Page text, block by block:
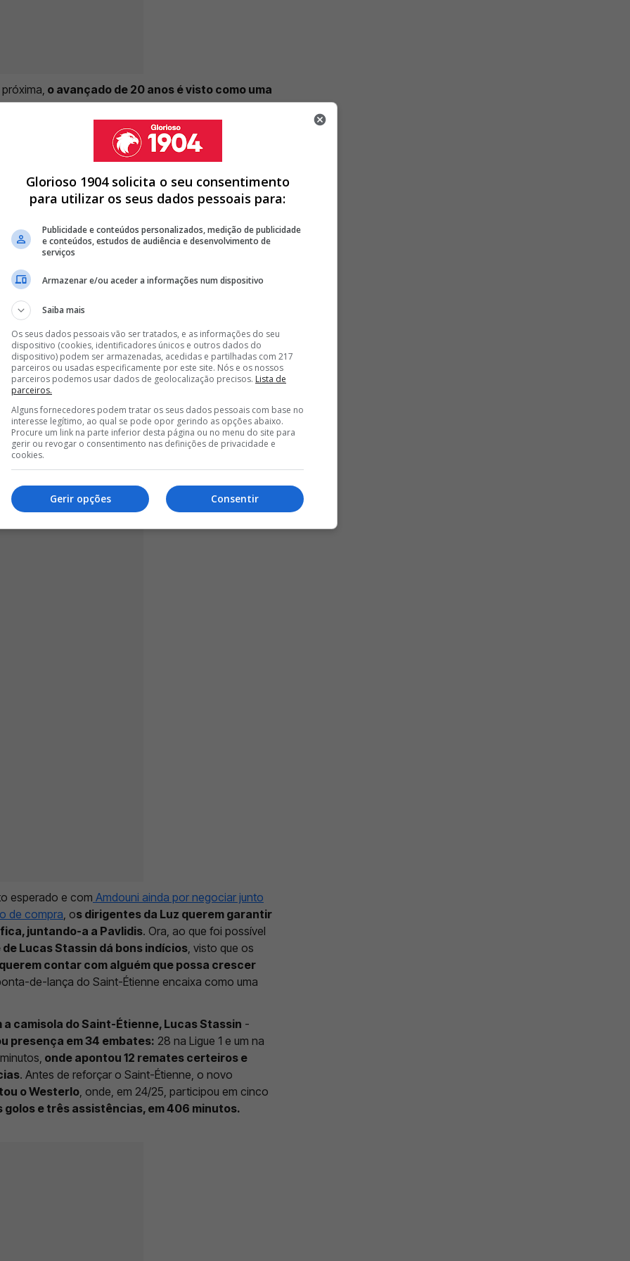
o avançado de 20 anos é visto como uma
para o lugar de 'sombra' do atual 'homem-golo'
Os números de Lucas Stassin, ao serviço do Saint-
, com as águias atentas às exibições do
12 golos marcados na Liga Francesa.
TEM QUE 'SUAR' PARA GARANTIR LUCAS STASSIN
NÃO TEM DINHEIRO PARA CONVENCER BENFICA POR TRUBIN
TODOS OS DETALHES
< >
negócio por Lucas Stassin.O avançado tem
de 2028, sendo que, tendo em conta a evolução
não sejam moderados na hora de negociar o
Ainda assim, sabe o
Costa desistir de trazer Stassin para o
esperado e com Amdouni ainda por negociar junto
de compra , os dirigentes da Luz querem garantir
juntando-a a Pavlidis. Ora, ao que foi possível
de Lucas Stassin dá bons indícios , visto que os
querem contar com alguém que possa crescer
de-lança do Saint-Étienne encaixa como uma
a camisola do Saint-Étienne, Lucas Stassin -
presença em 34 embates: 28 na Ligue 1 e um na
onde apontou 12 remates certeiros e
. Antes de reforçar o Saint-Étienne, o novo
o Westerlo , onde, em 24/25, participou em cinco
golos e três assistências, em 406 minutos.
Glorioso 1904 solicita o seu consentimento
para utilizar os seus dados pessoais para:
Publicidade e conteúdos personalizados, medição de publicidade
e conteúdos, estudos de audiência e desenvolvimento de
serviços
Armazenar e/ou aceder a informações num dispositivo
Saiba mais
Os seus dados pessoais vão ser tratados, e as informações do seu
dispositivo (cookies, identificadores únicos e outros dados do
dispositivo) podem ser armazenadas, acedidas e partilhadas com 217
parceiros ou usadas especificamente por este site. Nós e os nossos
parceiros podemos usar dados de geolocalização precisos. Lista de
parceiros.
Alguns fornecedores podem tratar os seus dados pessoais com base no
interesse legítimo, ao qual se pode opor gerindo as opções abaixo.
Procure um link na parte inferior desta página ou no menu do site para
gerir ou revogar o consentimento nas definições de privacidade e
cookies.
Consentir
Gerir opções